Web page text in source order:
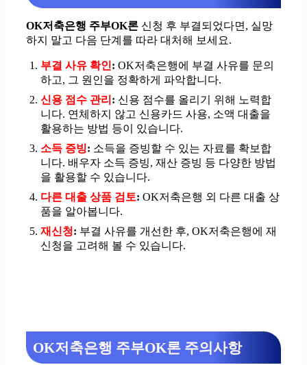
OK저축은행 주부OK론 신청 후 부결되었다면, 실망
하지 말고 다음 단계를 따라 대처해 보세요.
부결 사유 확인: OK저축은행에 부결 사유를 문의
하고, 그 원인을 정확하게 파악합니다.
신용 점수 관리 : 신용 점수를 올리기 위해 노력합
니다. 연체하지 않고 신용카드 사용, 소액 대출을
활용하는 방법 등이 있습니다.
소득 증빙: 소득을 증빙할 수 있는 자료를 확보합
니다. 배우자 소득 증빙, 재산 증빙 등 다양한 방법
을 활용할 수 있습니다.
다른 대출 상품 검토: OK저축은행 외 다른 대출 상
품을 알아봅니다.
재신청: 부결 사유를 개선한 후, OK저축은행에 재
신청을 고려해 볼 수 있습니다.
OK저축은행 주부OK론 주의사항